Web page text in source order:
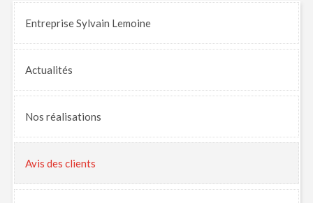
Entreprise Sylvain Lemoine
Actualités
Nos réalisations
Avis des clients